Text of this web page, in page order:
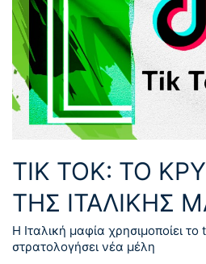
TIK TOK: ΤΟ
ΤΗΣ ΙΤΑΛΙΚΗΣ
Η Ιταλική μαφία χρησιμοποίει
στρατολογήσει νέα μέλη